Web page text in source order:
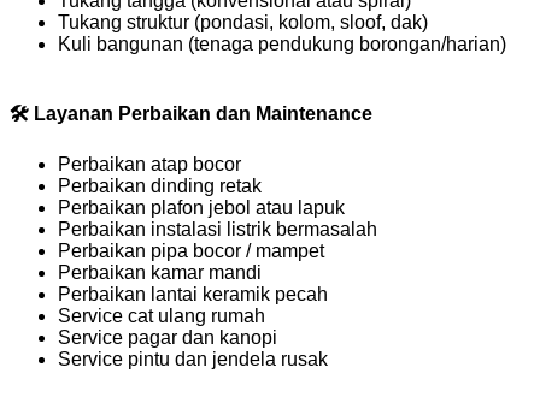
Tukang struktur (pondasi, kolom, sloof, dak)
Kuli bangunan (tenaga pendukung borongan/harian)
🛠 Layanan Perbaikan dan Maintenance
Perbaikan atap bocor
Perbaikan dinding retak
Perbaikan plafon jebol atau lapuk
Perbaikan instalasi listrik bermasalah
Perbaikan pipa bocor / mampet
Perbaikan kamar mandi
Perbaikan lantai keramik pecah
Service cat ulang rumah
Service pagar dan kanopi
Service pintu dan jendela rusak